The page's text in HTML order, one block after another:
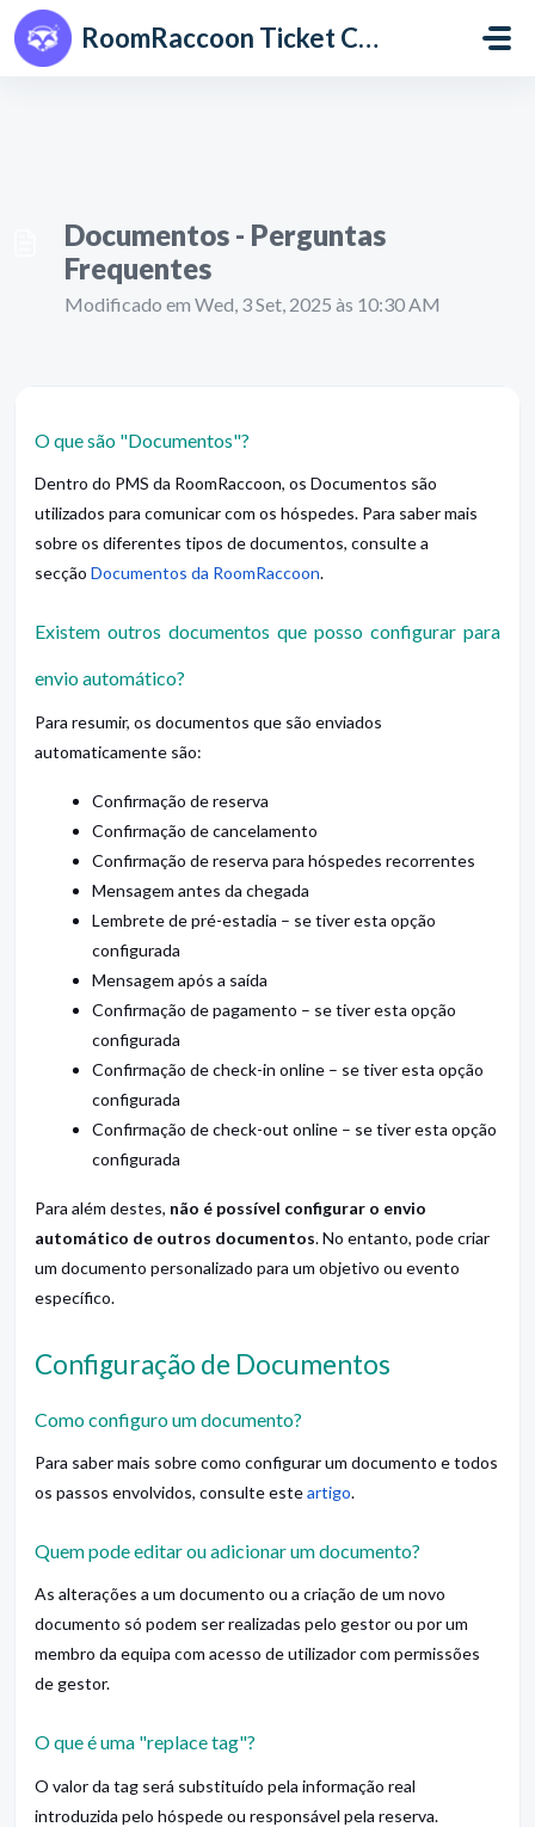
Avançar para o conteúdo principal
RoomRaccoon Ticket Centre
Documentos - Perguntas
Frequentes
Modificado em Wed, 3 Set, 2025 às 10:30 AM
O que são "Documentos"?
Dentro do PMS da RoomRaccoon, os Documentos são
utilizados para comunicar com os hóspedes. Para saber mais
sobre os diferentes tipos de documentos, consulte a
secção Documentos da RoomRaccoon.
Existem outros documentos que posso configurar para
envio automático?
Para resumir, os documentos que são enviados
automaticamente são:
Confirmação de reserva
Confirmação de cancelamento
Confirmação de reserva para hóspedes recorrentes
Mensagem antes da chegada
Lembrete de pré-estadia – se tiver esta opção
configurada
Mensagem após a saída
Confirmação de pagamento – se tiver esta opção
configurada
Confirmação de check-in online – se tiver esta opção
configurada
Confirmação de check-out online – se tiver esta opção
configurada
Para além destes, não é possível configurar o envio
automático de outros documentos. No entanto, pode criar
um documento personalizado para um objetivo ou evento
específico.
Configuração de Documentos
Como configuro um documento?
Para saber mais sobre como configurar um documento e todos
os passos envolvidos, consulte esteartigo.
Quem pode editar ou adicionar um documento?
As alterações a um documento ou a criação de um novo
documento só podem ser realizadas pelo gestor ou por um
membro da equipa com acesso de utilizador com permissões
de gestor.
O que é uma "replace tag"?
O valor da tag será substituído pela informação real
introduzida pelo hóspede ou responsável pela reserva.